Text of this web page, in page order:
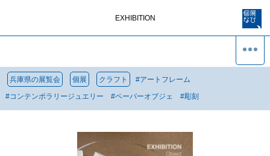
EXHIBITION
兵庫県の展覧会 個展 クラフト #アートフレーム
#コンテンポラリージュエリー #ペーパーオブジェ #彫刻